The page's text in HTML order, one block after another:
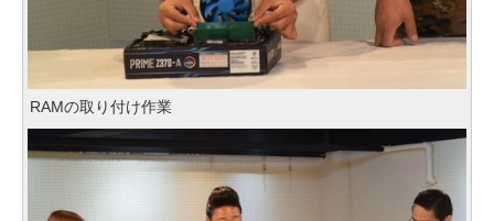
RAMの取り付け作業